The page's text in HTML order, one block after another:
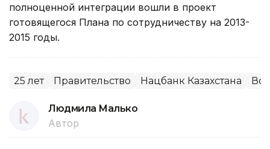
полноценной интеграции вошли в проект
готовящегося Плана по сотрудничеству на 2013-
2015 годы.
25 лет Правительство Нацбанк Казахстана
Людмила Малько
Автор